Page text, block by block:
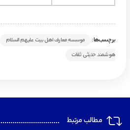
برچسب‌ها: موسسه معارف اهل بیت علیهم السلام
هوشمند حدیثی ثقات
مطالب مرتبط